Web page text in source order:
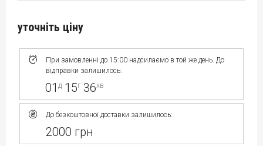
При замовленні до 15:00 надсилаємо в той же день. До
відправки залишилось:
01д 15г 36хв
До безкоштовної доставки залишилось:
2000 грн
уточніть ціну